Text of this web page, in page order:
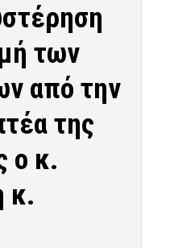
των
από την
της
ο κ.
κ.